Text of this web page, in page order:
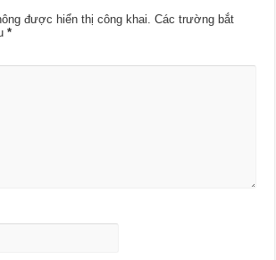
được hiển thị công khai.
Các trường bắt
*